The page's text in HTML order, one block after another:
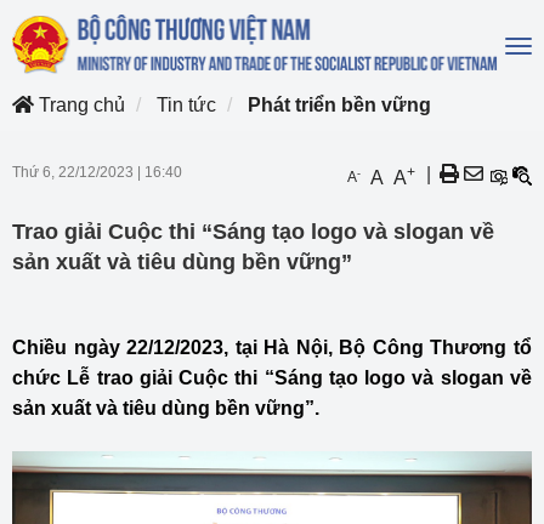
Trang chủ
Tin tức Phát triển bền vững
Thứ 6, 22/12/2023 16:40 A- A A+
Trao giải Cuộc thi “Sáng tạo logo và slogan về
sản xuất và tiêu dùng bền vững”
Chiều ngày 22/12/2023, tại Hà Nội, Bộ Công Thương tổ
chức Lễ trao giải Cuộc thi “Sáng tạo logo và slogan về
sản xuất và tiêu dùng bền vững”.